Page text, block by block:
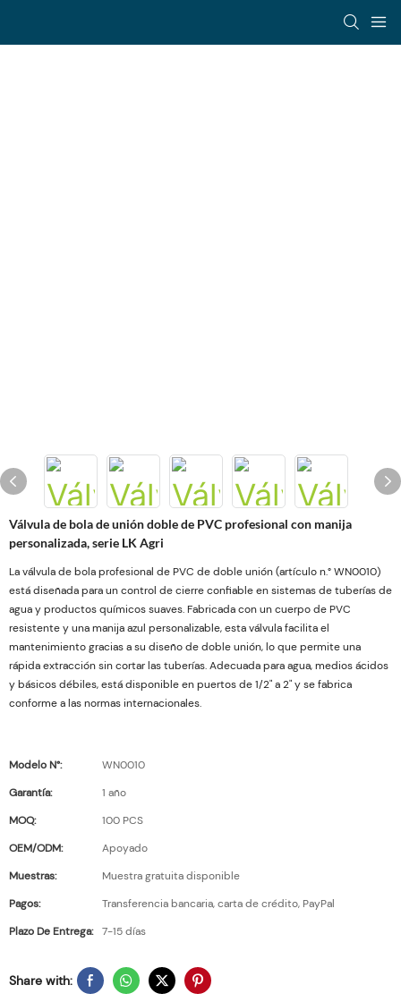
Válvula de bola de unión doble de PVC profesional con manija
personalizada, serie LK Agri
La válvula de bola profesional de PVC de doble unión (artículo n.° WN0010)
está diseñada para un control de cierre confiable en sistemas de tuberías de
agua y productos químicos suaves. Fabricada con un cuerpo de PVC
resistente y una manija azul personalizable, esta válvula facilita el
mantenimiento gracias a su diseño de doble unión, lo que permite una
rápida extracción sin cortar las tuberías. Adecuada para agua, medios ácidos
y básicos débiles, está disponible en puertos de 1/2" a 2" y se fabrica
conforme a las normas internacionales.
Modelo N°:
WN0010
Garantía:
1 año
MOQ:
100 PCS
OEM/ODM:
Apoyado
Muestras:
Muestra gratuita disponible
Pagos:
Transferencia bancaria, carta de crédito, PayPal
Plazo De Entrega:
7-15 días
Share with: